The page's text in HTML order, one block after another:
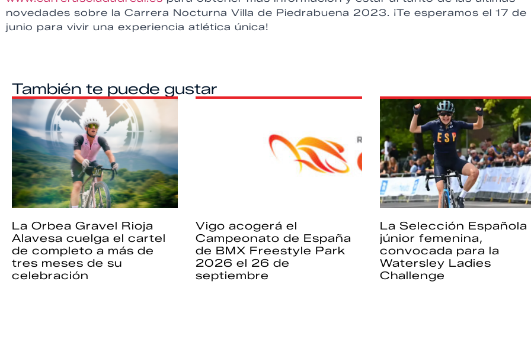
novedades sobre la Carrera Nocturna Villa de Piedrabuena 2023. ¡Te esperamos el 17 de
junio para vivir una experiencia atlética única!
También te puede gustar
La Orbea Gravel Rioja
Alavesa cuelga el cartel
de completo a más de
tres meses de su
celebración
Vigo acogerá el
Campeonato de España
de BMX Freestyle Park
2026 el 26 de
septiembre
La Selección Española
júnior femenina,
convocada para la
Watersley Ladies
Challenge